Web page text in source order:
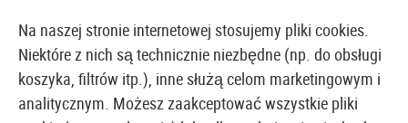
EUROPEJSKI AIRSOFT SKLEP I HURTOWNIA
Na naszej stronie internetowej stosujemy pliki cookies.
Niektóre z nich są technicznie niezbędne (np. do obsługi
koszyka, filtrów itp.), inne służą celom marketingowym i
analitycznym. Możesz zaakceptować wszystkie pliki